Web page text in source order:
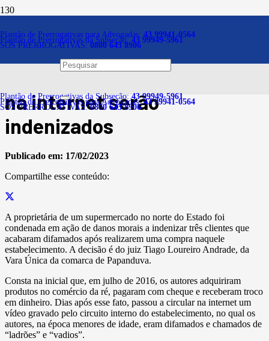
Plantão de Prerrogativas para Advogadas: 43 99941-0564
Plantão de Prerrogativas da Subseção:43 99949-5961
SOS PRERROGATIVAS:0800 643 8906
Plantão de Prerrogativas da Subseção:43 99949-5961
Plantão de Prerrogativas para Advogadas:43 99941-0564
SOS PRERROGATIVAS:0800 643 8906
Clientes de supermercado
difamados em vídeo postado
na internet serão
indenizados
Publicado em: 17/02/2023
Compartilhe esse conteúdo:
A proprietária de um supermercado no norte do Estado foi
condenada em ação de danos morais a indenizar três clientes que
acabaram difamados após realizarem uma compra naquele
estabelecimento. A decisão é do juiz Tiago Loureiro Andrade, da
Vara Única da comarca de Papanduva.
Consta na inicial que, em julho de 2016, os autores adquiriram
produtos no comércio da ré, pagaram com cheque e receberam troco
em dinheiro. Dias após esse fato, passou a circular na internet um
vídeo gravado pelo circuito interno do estabelecimento, no qual os
autores, na época menores de idade, eram difamados e chamados de
“ladrões” e “vadios”.